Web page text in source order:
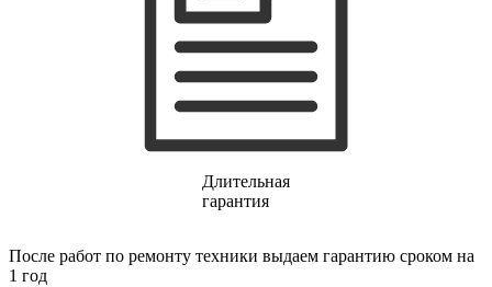
гидромассажеров
гидромодулей
гигрометров
гильотинных ножей
гладильных систем
глубинных вибраторов
гомогенизаторов
gps трекеров
Длительная
гарантия
После работ по ремонту техники выдаем гарантию сроком на
1 год